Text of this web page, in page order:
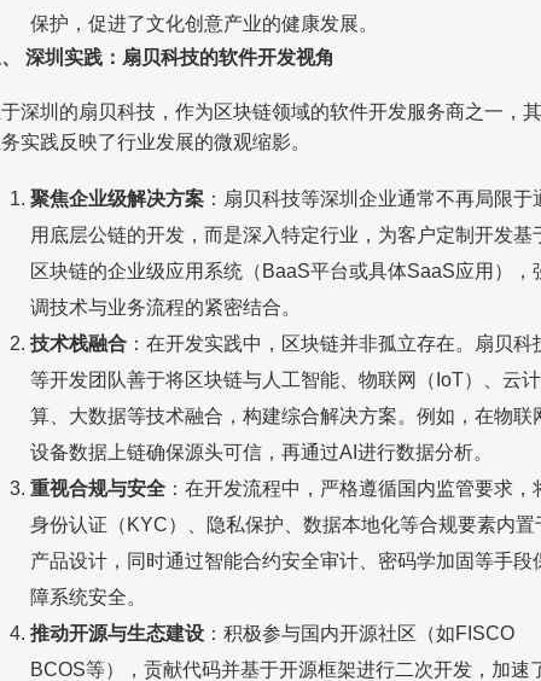
保护，促进了文化创意产业的健康发展。
深圳实践：扇贝科技的软件开发视角
深圳的扇贝科技，作为区块链领域的软件开发服务商之一，其
实践反映了行业发展的微观缩影。
聚焦企业级解决方案 ：扇贝科技等深圳企业通常不再局限于
用底层公链的开发，而是深入特定行业，为客户定制开发基
区块链的企业级应用系统（BaaS平台或具体SaaS应用），
调技术与业务流程的紧密结合。
技术栈融合 ：在开发实践中，区块链并非孤立存在。扇贝科
等开发团队善于将区块链与人工智能、物联网（IoT）、云计
算、大数据等技术融合，构建综合解决方案。例如，在物联
设备数据上链确保源头可信，再通过AI进行数据分析。
重视合规与安全 ：在开发流程中，严格遵循国内监管要求，
身份认证（KYC）、隐私保护、数据本地化等合规要素内置
产品设计，同时通过智能合约安全审计、密码学加固等手段
障系统安全。
推动开源与生态建设 ：积极参与国内开源社区（如FISCO
BCOS等），贡献代码并基于开源框架进行二次开发，加速